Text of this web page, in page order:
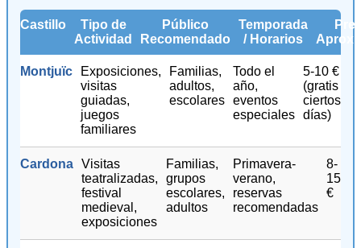
Castillo
Tipo de
Actividad
Público
Recomendado
Temporada
/ Horarios
Montjuïc
Exposiciones,
visitas
guiadas,
juegos
familiares
Familias,
adultos,
escolares
Todo el
año,
eventos
especiales
5-10 €
(gratis
ciertos
días)
Cardona Visitas
teatralizadas,
festival
medieval,
exposiciones
Familias,
grupos
escolares,
adultos
Primavera-
verano,
reservas
recomendadas
8-
15
€